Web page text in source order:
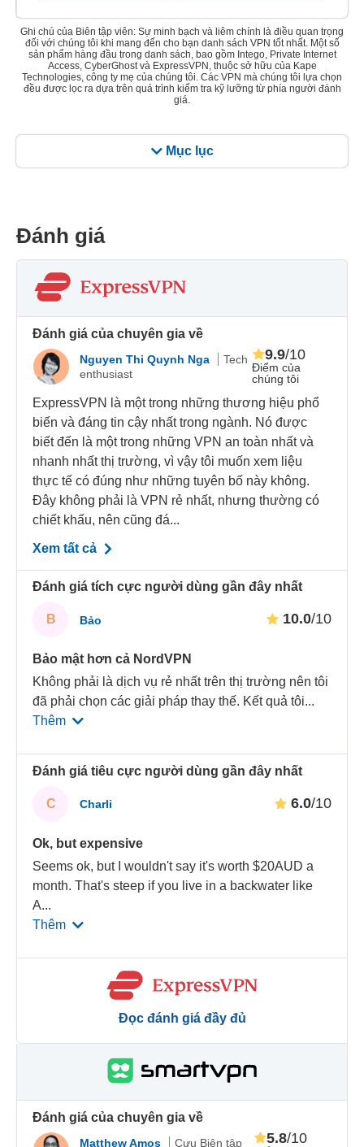
Mục lục
Ghi chú của Biên tập viên: Sự minh bạch và liêm chính là điều quan trọng
đối với chúng tôi khi mang đến cho bạn danh sách VPN tốt nhất. Một số
sản phẩm hàng đầu trong danh sách, bao gồm Intego, Private Internet
Access, CyberGhost và ExpressVPN, thuộc sở hữu của Kape
Technologies, công ty mẹ của chúng tôi. Các VPN mà chúng tôi lựa chọn
đều được lọc ra dựa trên quá trình kiểm tra kỹ lưỡng từ phía người đánh
giá.
Đánh giá
Đánh giá của chuyên gia về
Nguyen Thi Quynh Nga
Tech
enthusiast
Điểm của
chúng tôi
9.9/10
ExpressVPN là một trong những thương hiệu phổ
biến và đáng tin cậy nhất trong ngành. Nó được
biết đến là một trong những VPN an toàn nhất và
nhanh nhất thị trường, vì vậy tôi muốn xem liệu
thực tế có đúng như những tuyên bố này không.
Đây không phải là VPN rẻ nhất, nhưng thường có
chiết khấu, nên cũng đá...
Xem tất cả
Đánh giá tích cực người dùng gần đây nhất
B Bảo 10.0/10
Bảo mật hơn cả NordVPN
Không phải là dịch vụ rẻ nhất trên thị trường nên tôi
đã phải chọn các giải pháp thay thế. Kết quả tôi...
Thêm
Đánh giá tiêu cực người dùng gần đây nhất
C Charli 6.0/10
Ok, but expensive
Seems ok, but I wouldn't say it's worth $20AUD a
month. That's steep if you live in a backwater like
A...
Thêm
Đọc đánh giá đầy đủ
Đánh giá của chuyên gia về
Matthew Amos Cựu Biên tập 5.8/10